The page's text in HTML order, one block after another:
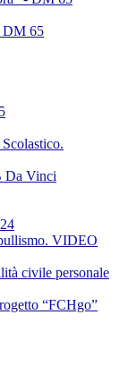
DM 65
Da Vinci
VIDEO
civile personale
“FCHgo”